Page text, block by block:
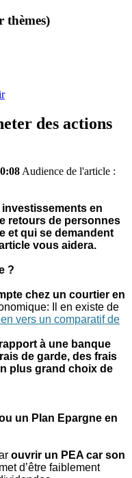
thèmes)
des actions
Audience de l'article :
en
retours de personnes
et qui se demandent
vous aidera.
?
chez un courtier en
Il en existe de
vers un comparatif de
à une banque
de garde, des frais
plus grand choix de
un Plan Epargne en
ouvrir un PEA car son
d’être faiblement